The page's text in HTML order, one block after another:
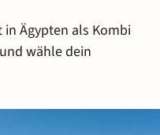
Ägypten als Kombi
wähle dein